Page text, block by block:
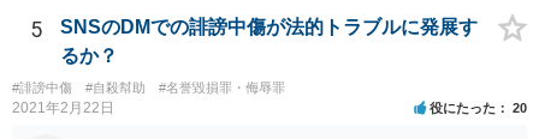
思います。
5
SNSのDMでの誹謗中傷が法的トラブルに発展す
るか？
#誹謗中傷 #自殺幇助 #名誉毀損罪・侮辱罪
2021年2月22日 役にたった 20